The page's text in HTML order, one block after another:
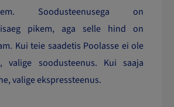
Soodusteenusega on
pikem, aga selle hind on
Kui teie saadetis Poolasse ei ole
valige soodusteenus. Kui saaja
valige ekspressteenus.